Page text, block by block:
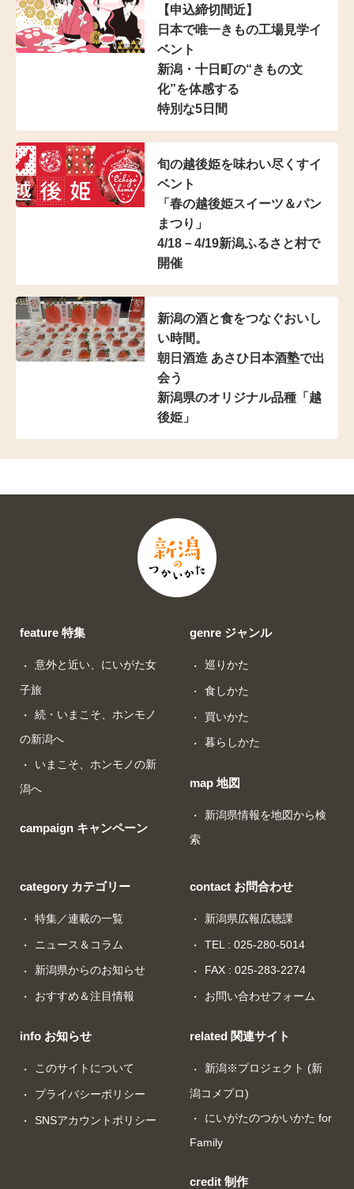
【申込締切間近】
日本で唯一きもの工場見学イ
ベント
新潟・十日町の“きもの文
化”を体感する
特別な5日間
旬の越後姫を味わい尽くすイ
ベント
「春の越後姫スイーツ＆パン
まつり」
4/18－4/19新潟ふるさと村で
開催
新潟の酒と食をつなぐおいし
い時間。
朝日酒造 あさひ日本酒塾で出
会う
新潟県のオリジナル品種「越
後姫」
feature 特集
意外と近い、にいがた女
子旅
続・いまこそ、ホンモノ
の新潟へ
いまこそ、ホンモノの新
潟へ
campaign キャンペーン
genre ジャンル
巡りかた
食しかた
買いかた
暮らしかた
map 地図
新潟県情報を地図から検
索
category カテゴリー
特集／連載の一覧
ニュース＆コラム
新潟県からのお知らせ
おすすめ＆注目情報
info お知らせ
このサイトについて
プライバシーポリシー
SNSアカウントポリシー
contact お問合わせ
新潟県広報広聴課
TEL : 025-280-5014
FAX : 025-283-2274
お問い合わせフォーム
related 関連サイト
新潟※プロジェクト (新
潟コメプロ)
にいがたのつかいかた for
Family
credit 制作